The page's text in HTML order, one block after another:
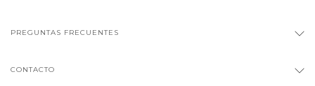
PREGUNTAS FRECUENTES
CONTACTO